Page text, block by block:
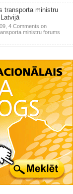
transporta ministru
4 Comments on
ministru forums